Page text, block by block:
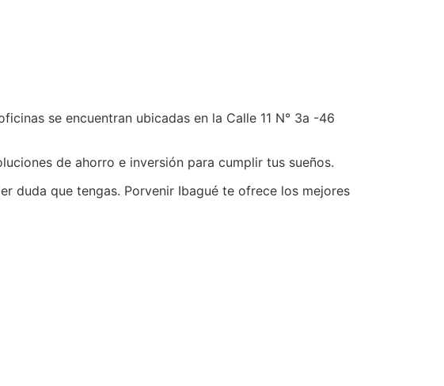
se encuentran ubicadas en la Calle 11 N° 3a -46
de ahorro e inversión para cumplir tus sueños.
duda que tengas. Porvenir Ibagué te ofrece los mejores